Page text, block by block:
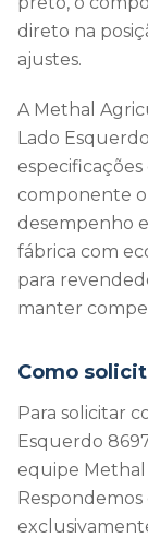
direto na
ajustes.
A Methal
Lado
componente
desempenho
fábrica com
para
manter
Como
Para solicitar
Esquerdo
equipe Methal